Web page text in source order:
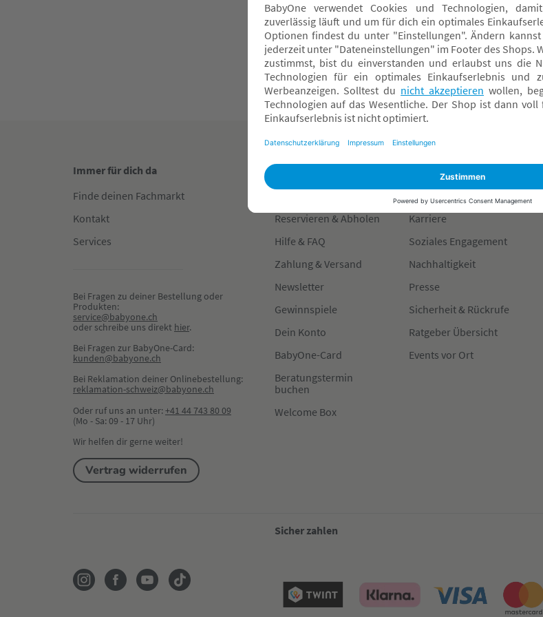
40,90 CHF*
Online verfügbar
Fachmarkt wählen
Immer für dich da
Finde deinen Fachmarkt
Kontakt
Services
Bei Fragen zu deiner Bestellung oder
Produkten:
service@babyone.ch
oder schreibe uns direkt hier.
Bei Fragen zur BabyOne-Card:
kunden@babyone.ch
Bei Reklamation deiner Onlinebestellung:
reklamation-schweiz@babyone.ch
Oder ruf uns an unter:+41 44 743 80 09
(Mo - Sa: 09 - 17 Uhr)
Wir helfen dir gerne weiter!
Vertrag widerrufen
Reservieren & Abholen
Hilfe & FAQ
Zahlung & Versand
Newsletter
Gewinnspiele
Dein Konto
BabyOne-Card
Beratungstermin
buchen
Welcome Box
Über BabyOne
Über Uns
Karriere
Soziales Engagement
Nachhaltigkeit
Presse
Sicherheit & Rückrufe
Ratgeber Übersicht
Events vor Ort
Sicher zahlen